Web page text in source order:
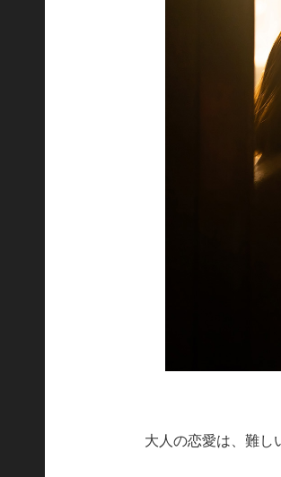
大人の恋愛は、難し